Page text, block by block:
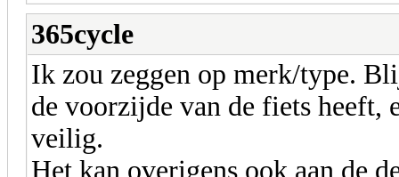
365cycle
Ik zou zeggen op merk/type.
de voorzijde van de fiets heeft,
veilig.
Het kan overigens ook aan de